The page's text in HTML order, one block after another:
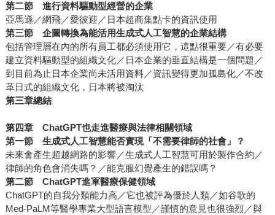
第二節 進行資料驅動型經營的企業
亞馬遜／網飛／愛彼迎／日本超商集點卡的資訊使用
第三節 企圖轉換為能活用生成式人工智慧的企業結構
包括管理層在內的所有員工都必須使用它，這點很重要／有必要
建立資料驅動型的組織文化／日本企業的垂直結構是一個問題／
到目前為止日本企業尚未活用資料／資訊變得更加孤島化／不改
革日式的組織文化，日本將被淘汰
第三章總結
第四章 ChatGPT也走進醫療與法律相關領域
第一節 生成式人工智慧能否實現「不需要律師的社會」？
未來會產生超越網路的影響／生成式人工智慧可用於製作合約／
律師的角色會消失嗎？／能克服幻覺產生的錯誤嗎？
第二節 ChatGPT進軍醫療保健領域
ChatGPT的自我分類能力高／它也被評為優於人類／如谷歌的
Med-PaLM等醫學專業大型語言模型／謹慎的意見也很強烈／與